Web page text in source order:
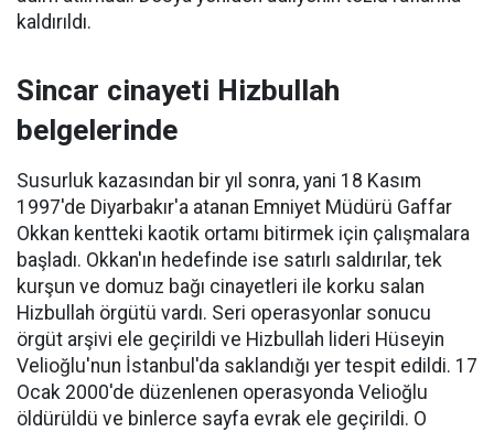
kaldırıldı.
Sincar cinayeti Hizbullah
belgelerinde
Susurluk kazasından bir yıl sonra, yani 18 Kasım
1997'de Diyarbakır'a atanan Emniyet Müdürü Gaffar
Okkan kentteki kaotik ortamı bitirmek için çalışmalara
başladı. Okkan'ın hedefinde ise satırlı saldırılar, tek
kurşun ve domuz bağı cinayetleri ile korku salan
Hizbullah örgütü vardı. Seri operasyonlar sonucu
örgüt arşivi ele geçirildi ve Hizbullah lideri Hüseyin
Velioğlu'nun İstanbul'da saklandığı yer tespit edildi. 17
Ocak 2000'de düzenlenen operasyonda Velioğlu
öldürüldü ve binlerce sayfa evrak ele geçirildi. O